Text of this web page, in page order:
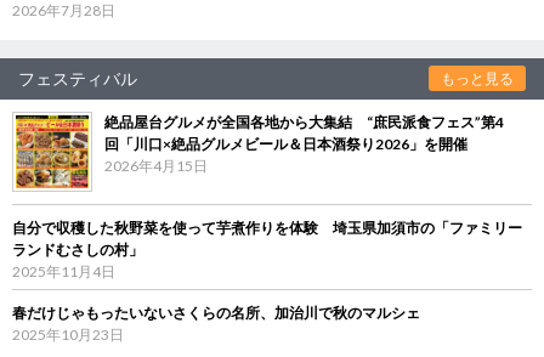
2026年7月28日
フェスティバル もっと見る
絶品屋台グルメが全国各地から大集結 “庶民派食フェス”第4
回「川口×絶品グルメビール＆日本酒祭り2026」を開催
2026年4月15日
自分で収穫した秋野菜を使って芋煮作りを体験 埼玉県加須市の「ファミリー
ランドむさしの村」
2025年11月4日
春だけじゃもったいないさくらの名所、加治川で秋のマルシェ
2025年10月23日